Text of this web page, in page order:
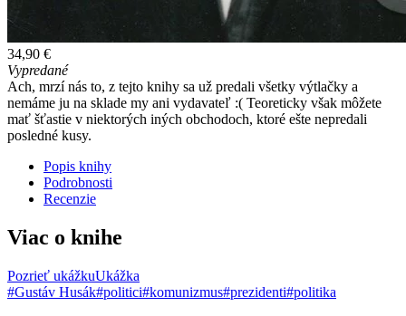
34,90 €
Vypredané
Ach, mrzí nás to, z tejto knihy sa už predali všetky výtlačky a
nemáme ju na sklade my ani vydavateľ :( Teoreticky však môžete
mať šťastie v niektorých iných obchodoch, ktoré ešte nepredali
posledné kusy.
Popis knihy
Podrobnosti
Recenzie
Viac o knihe
Pozrieť ukážkuUkážka
#Gustáv Husák#politici#komunizmus#prezidenti#politika